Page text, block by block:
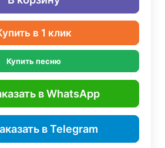
в 1 клик
Купить песню
в WhatsApp
в Telegram